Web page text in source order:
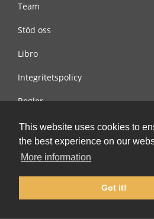
This website uses cookies to
the best experience on our
More information
Got it!
Team
Stöd oss
Libro
Integritetspolicy
Regler
Kontakta oss
© 2002-2026 lernu.net